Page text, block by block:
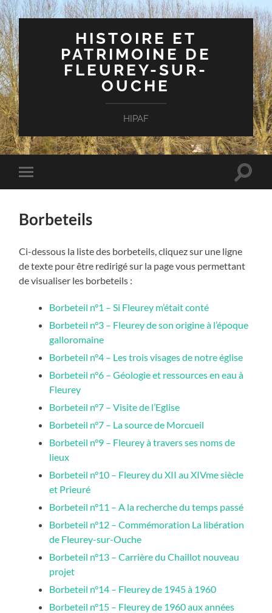
HISTOIRE ET
PATRIMOINE DE
FLEUREY-SUR-
OUCHE
HIPAF
Toggle
mobile
Toggle
Borbeteils
Ci-dessous la liste des borbeteils, cliquez sur une ligne
de texte pour être redirigé sur la page vous permettant
de visualiser les borbeteils :
Borbeteil n°1 – Si Fleurey m’était conté
Borbeteil n°3 – Fleurey de son origine à l’époque
galloromaine
Borbeteil n°4 – Les trois visages de notre église
Borbeteil n°6 – Géologie et ressources en eau à
Fleurey
Borbeteil n°7 – Visite de l’Eglise
Borbeteil n°7 – La source de Morcueil
Borbeteil n°9 – Fleurey à travers ses noms de
lieux
Borbeteil n°10 – Fleurey du XII au XIVme siècle
et Prieuré
Borbeteil n°11 – A la recherche du temps passé
Borbeteil n°12 – Commémoration La libération
de Fleurey-sur-Ouche
Borbeteil n°13 – Carrière du Chaillot nouveau
projet
Borbeteil n°14 – Fleurey de 1945 à 1960
Borbeteil n°15 – Fleurey de 1960 aux années